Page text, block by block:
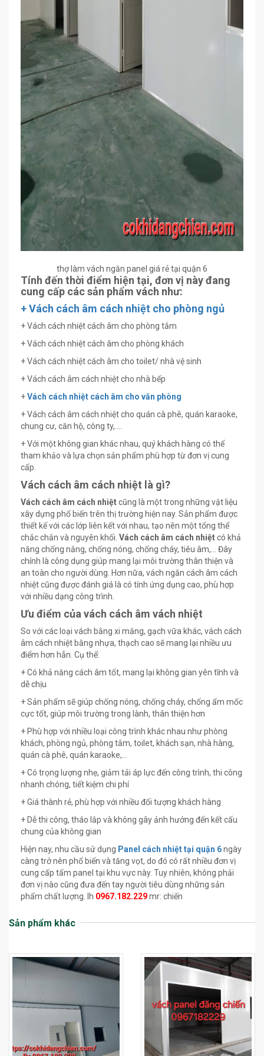
thợ làm vách ngăn panel giá rẻ tại quận 6
Tính đến thời điểm hiện tại, đơn vị này đang
cung cấp các sản phẩm vách như:
+ Vách cách âm cách nhiệt cho phòng ngủ
+ Vách cách nhiệt cách âm cho phòng tắm
+ Vách cách nhiệt cách âm cho phòng khách
+ Vách cách nhiệt cách âm cho toilet/ nhà vệ sinh
+ Vách cách âm cách nhiệt cho nhà bếp
+Vách cách nhiệt cách âm cho văn phòng
+ Vách cách âm cách nhiệt cho quán cà phê, quán karaoke,
chung cư, căn hộ, công ty,….
+ Với một không gian khác nhau, quý khách hàng có thể
tham khảo và lựa chọn sản phẩm phù hợp từ đơn vị cung
cấp.
Vách cách âm cách nhiệt là gì?
Vách cách âm cách nhiệtcũng là một trong những vật liệu
xây dựng phổ biến trên thị trường hiện nay. Sản phẩm được
thiết kế với các lớp liên kết với nhau, tạo nên một tổng thể
chắc chắn và nguyên khối. Vách cách âm cách nhiệtcó khả
năng chống nắng, chống nóng, chống cháy, tiêu âm,… Đây
chính là công dụng giúp mang lại môi trường thân thiện và
an toàn cho người dùng. Hơn nữa, vách ngăn cách âm cách
nhiệt cũng được đánh giá là có tính ứng dụng cao, phù hợp
với nhiều dạng công trình.
Ưu điểm của vách cách âm vách nhiệt
So với các loại vách bằng xi măng, gạch vữa khác, vách cách
âm cách nhiệt bằng nhựa, thạch cao sẽ mang lại nhiều ưu
điểm hơn hẳn. Cụ thể:
+ Có khả năng cách âm tốt, mang lại không gian yên tĩnh và
dễ chịu
+ Sản phẩm sẽ giúp chống nóng, chống cháy, chống ẩm mốc
cực tốt, giúp môi trường trong lành, thân thiện hơn
+ Phù hợp với nhiều loại công trình khác nhau như phòng
khách, phòng ngủ, phòng tắm, toilet, khách sạn, nhà hàng,
quán cà phê, quán karaoke,…
+ Có trọng lượng nhẹ, giảm tải áp lực đến công trình, thi công
nhanh chóng, tiết kiệm chi phí
+ Giá thành rẻ, phù hợp với nhiều đối tượng khách hàng
+ Dễ thi công, tháo lắp và không gây ảnh hưởng đến kết cấu
chung của không gian
Hiện nay, nhu cầu sử dụng Panel cách nhiệt tại quận 6ngày
càng trở nên phổ biến và tăng vọt, do đó có rất nhiều đơn vị
cung cấp tấm panel tại khu vực này. Tuy nhiên, không phải
đơn vị nào cũng đưa đến tay người tiêu dùng những sản
phẩm chất lượng. lh 0967.182.229mr: chiến
Sản phẩm khác